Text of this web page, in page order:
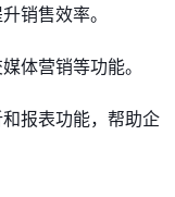
销售效率。
体营销等功能。
报表功能，帮助企